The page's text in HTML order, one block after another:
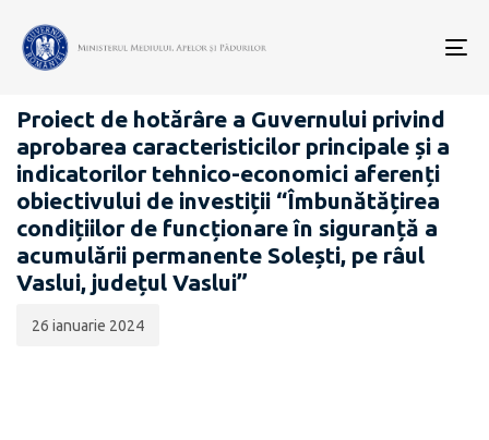
PROIECTE ACTE NORMATIVE
Proiect de hotărâre a Guvernului privind
aprobarea caracteristicilor principale și a
indicatorilor tehnico-economici aferenți
obiectivului de investiții “Îmbunătățirea
condițiilor de funcționare în siguranță a
acumulării permanente Solești, pe râul
Vaslui, județul Vaslui”
publicării:
26 ianuarie 2024